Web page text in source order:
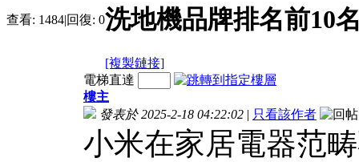
查看: 1484|回復: 0洗地機品牌排名前10
[複製鏈接]
電梯直達
樓主
發表於 2025-2-18 04:22:02 | 只看該作者
小米在家居電器范